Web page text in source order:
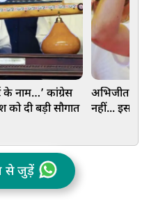
के नाम…’ कांग्रेस
को दी बड़ी सौगात
अभिजीत
नहीं... इस
से जुड़ें